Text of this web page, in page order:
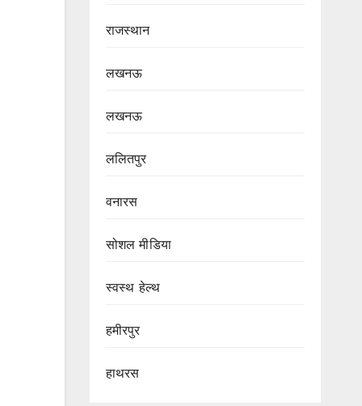
राजस्थान
लखनऊ
लखनऊ
ललितपुर
वनारस
सोशल मीडिया
स्वस्थ हेल्थ
हमीरपुर
हाथरस